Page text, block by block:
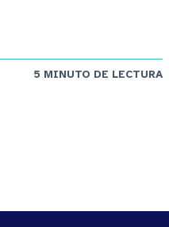
5 MINUTO DE LECTURA